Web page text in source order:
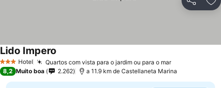
Partilhar
3 EstrelasHotel Quartos com vista para o jardim ou para o mar
Lido Impero
8,2 Muito boa 2.262 a 11.9 km de Castellaneta Marina